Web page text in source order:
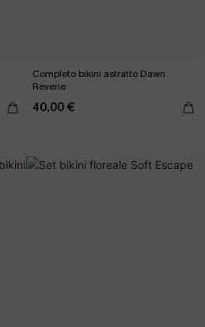
Completo bikini astratto Dawn
Reverie
40,00 €